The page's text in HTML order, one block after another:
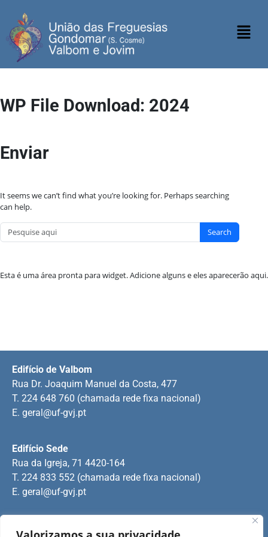
WP File Download: 2024
Enviar
It seems we can’t find what you’re looking for. Perhaps searching
can help.
Search
Esta é uma área pronta para widget. Adicione alguns e eles aparecerão aqui.
Edifício Sede
Rua da Igreja, 71 4420-164
T. 224 833 552 (chamada rede fixa nacional)
E. geral@uf-gvj.pt
Edifício de Valbom
Rua Dr. Joaquim Manuel da Costa, 477
T. 224 648 760 (chamada rede fixa nacional)
E. geral@uf-gvj.pt